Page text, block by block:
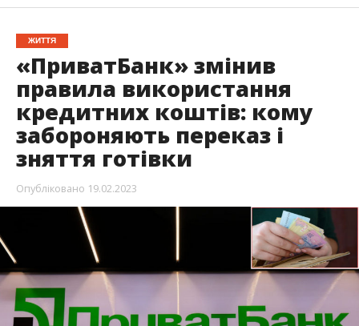
ЖИТТЯ
«ПриватБанк» змінив
правила використання
кредитних коштів: кому
забороняють переказ і
зняття готівки
Опубліковано 19.02.2023